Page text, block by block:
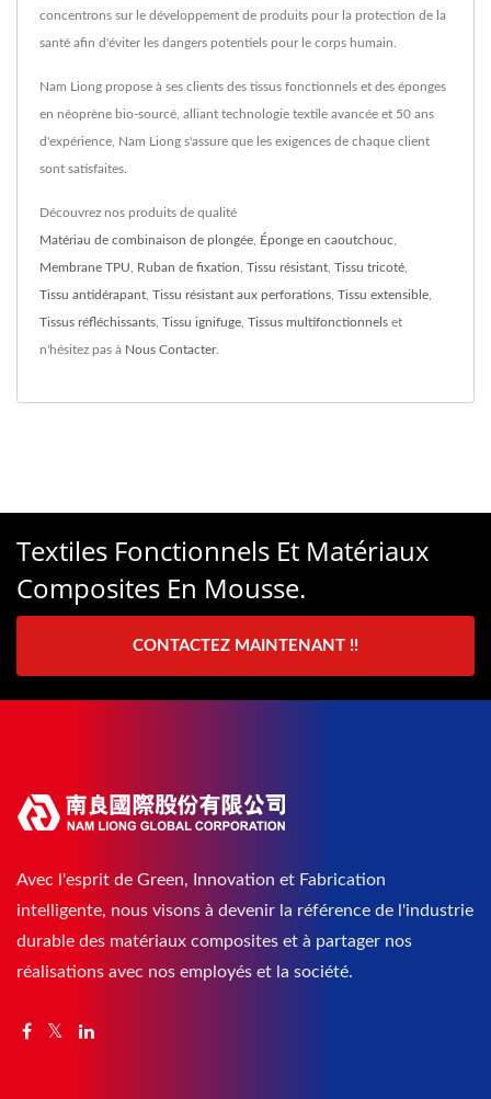
concentrons sur le développement de produits pour la protection de la
santé afin d'éviter les dangers potentiels pour le corps humain.
Nam Liong propose à ses clients des tissus fonctionnels et des éponges
en néoprène bio-sourcé, alliant technologie textile avancée et 50 ans
d'expérience, Nam Liong s'assure que les exigences de chaque client
sont satisfaites.
Découvrez nos produits de qualité
Matériau de combinaison de plongée Éponge en caoutchouc
Membrane TPU Ruban de fixation Tissu résistant Tissu tricoté
Tissu antidérapant Tissu résistant aux perforations Tissu extensible
Tissus réfléchissants Tissu ignifuge Tissus multifonctionnels et
n'hésitez pas à Nous Contacter.
Textiles Fonctionnels Et Matériaux
Composites En Mousse.
CONTACTEZ MAINTENANT !!
Avec l'esprit de Green, Innovation et Fabrication
intelligente, nous visons à devenir la référence de l'industrie
durable des matériaux composites et à partager nos
réalisations avec nos employés et la société.